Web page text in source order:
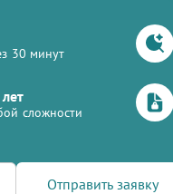
30 минут
сложности
Отправить заявку